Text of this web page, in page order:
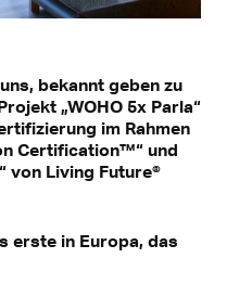
bekannt geben zu
„WOHO 5x Parla“
im Rahmen
Certification™“ und
von Living Future®
erste in Europa, das